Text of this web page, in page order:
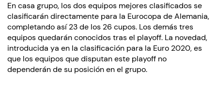
En casa grupo, los dos equipos mejores clasificados se
clasificarán directamente para la Eurocopa de Alemania,
completando así 23 de los 26 cupos. Los demás tres
equipos quedarán conocidos tras el playoff. La novedad,
introducida ya en la clasificación para la Euro 2020, es
que los equipos que disputan este playoff no
dependerán de su posición en el grupo.